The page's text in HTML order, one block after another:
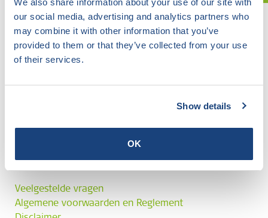
We also share information about your use of our site with
our social media, advertising and analytics partners who
may combine it with other information that you’ve
provided to them or that they’ve collected from your use
of their services.
Show details
OK
Veelgestelde vragen
Algemene voorwaarden en Reglement